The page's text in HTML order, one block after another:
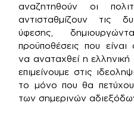
αναζητηθούν οι
αντισταθμίζουν τις
ύφεσης,
προϋποθέσεις που είναι
να αναταχθεί η
επιμείνουμε στις
το μόνο που θα
των σημερινών